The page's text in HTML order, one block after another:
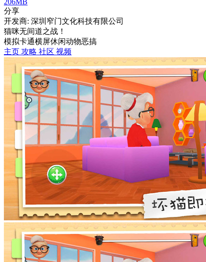
分享
开发商: 深圳窄门文化科技有限公司
猫咪无间道之战！
模拟卡通横屏休闲动物恶搞
主页 攻略 社区 视频